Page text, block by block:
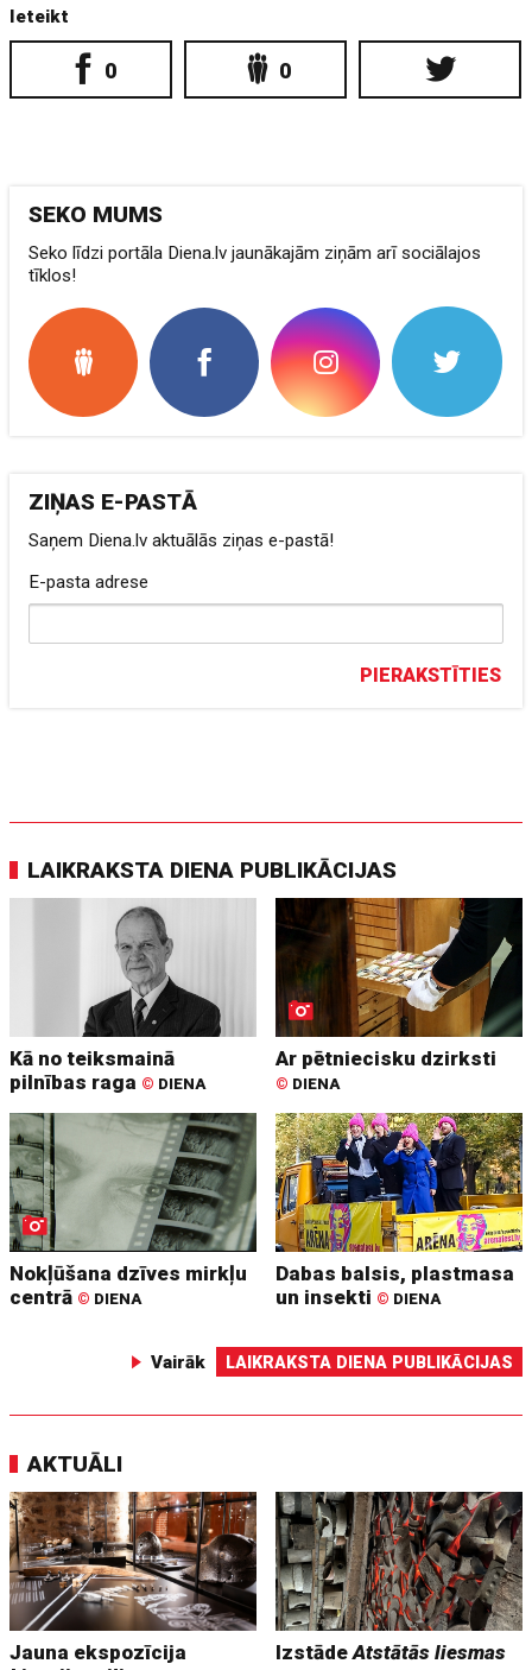
Ieteikt
0 0
SEKO MUMS
Seko līdzi portāla Diena.lv jaunākajām ziņām arī sociālajos
tīklos!
ZIŅAS E-PASTĀ
Saņem Diena.lv aktuālās ziņas e-pastā!
E-pasta adrese
PIERAKSTĪTIES
LAIKRAKSTA DIENA PUBLIKĀCIJAS
Kā no teiksmainā
pilnības raga © DIENA
Ar pētniecisku dzirksti
© DIENA
Nokļūšana dzīves mirkļu
centrā © DIENA
Dabas balsis, plastmasa
un insekti © DIENA
Vairāk LAIKRAKSTA DIENA PUBLIKĀCIJAS
AKTUĀLI
Jauna ekspozīcija
IzstādeAtstātās liesmas